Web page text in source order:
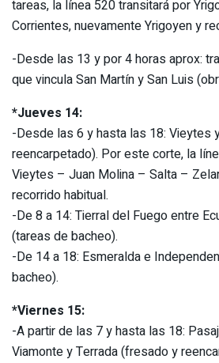
tareas, la línea 520 transitará por
Corrientes, nuevamente Yrigoyen y
-Desde las 13 y por 4 horas aprox:
que vincula San Martín y San Luis
*Jueves 14:
-Desde las 6 y hasta las 18: Vieytes
reencarpetado). Por este corte, la
Vieytes – Juan Molina – Salta –
recorrido habitual.
-De 8 a 14: Tierral del Fuego entre
(tareas de bacheo).
-De 14 a 18: Esmeralda e
bacheo).
*Viernes 15:
-A partir de las 7 y hasta las 18:
Viamonte y Terrada (fresado y